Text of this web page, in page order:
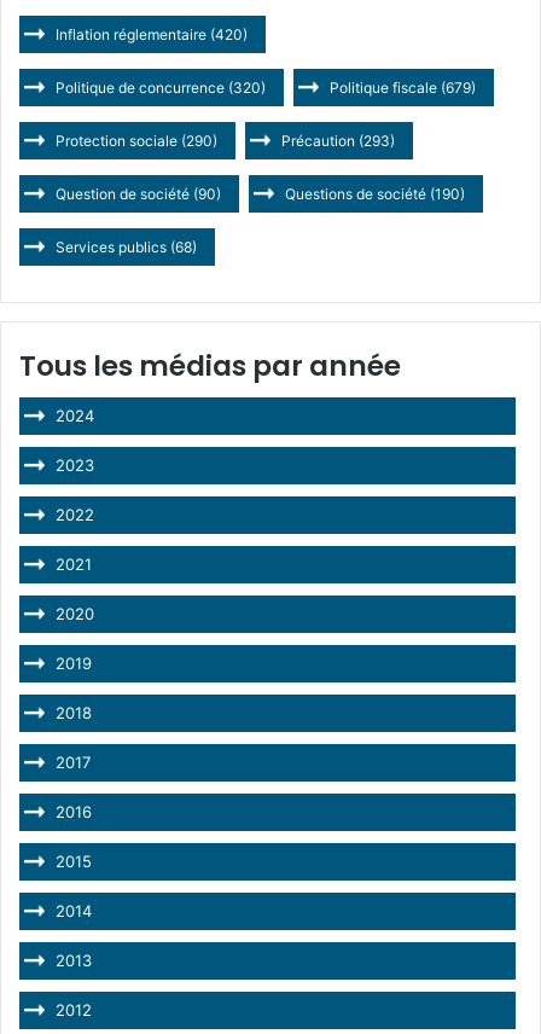
Inflation réglementaire (420)
Politique de concurrence (320) Politique fiscale (679)
Protection sociale (290) Précaution (293)
Question de société (90) Questions de société (190)
Services publics (68)
Tous les médias par année
2024
2023
2022
2021
2020
2019
2018
2017
2016
2015
2014
2013
2012